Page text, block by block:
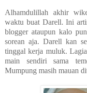
Alhamdulillah akhir
waktu buat Darell. Ini
blogger ataupun kalo
sorean aja. Darell kan
tinggal kerja muluk.
main sendiri sama
Mumpung masih mauan